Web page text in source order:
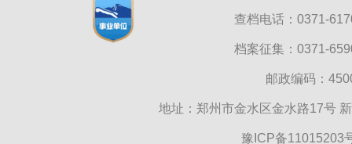
查档电话：0371-
档案征集：0371-
邮政编码：
地址：郑州市金水区金水路17号
豫ICP备11015203